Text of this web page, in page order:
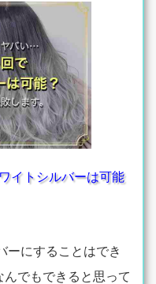
イトシルバーは可能
ーにすることはでき
でもできると思って